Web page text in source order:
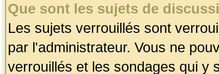
Que sont les sujets de
Les sujets verrouillés sont
par l'administrateur. Vous ne
verrouillés et les sondages qui y